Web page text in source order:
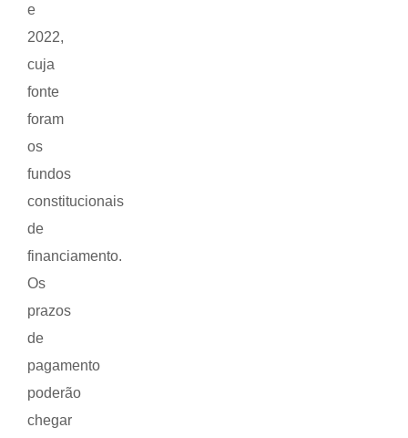
e
2022,
cuja
fonte
foram
os
fundos
constitucionais
de
financiamento.
Os
prazos
de
pagamento
poderão
chegar